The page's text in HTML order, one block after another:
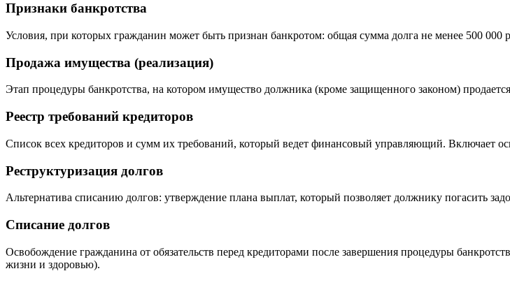
Признаки банкротства
Условия, при которых гражданин может быть признан банкротом: общая сумма долга не менее 500 000
Продажа имущества (реализация)
Этап процедуры банкротства, на котором имущество должника (кроме защищенного законом)
Реестр требований кредиторов
Список всех кредиторов и сумм их требований, который ведет финансовый управляющий. Включает
Реструктуризация долгов
Альтернатива списанию долгов: утверждение плана выплат, который позволяет должнику погасить
Списание долгов
Освобождение гражданина от обязательств перед кредиторами после завершения процедуры
жизни и здоровью).